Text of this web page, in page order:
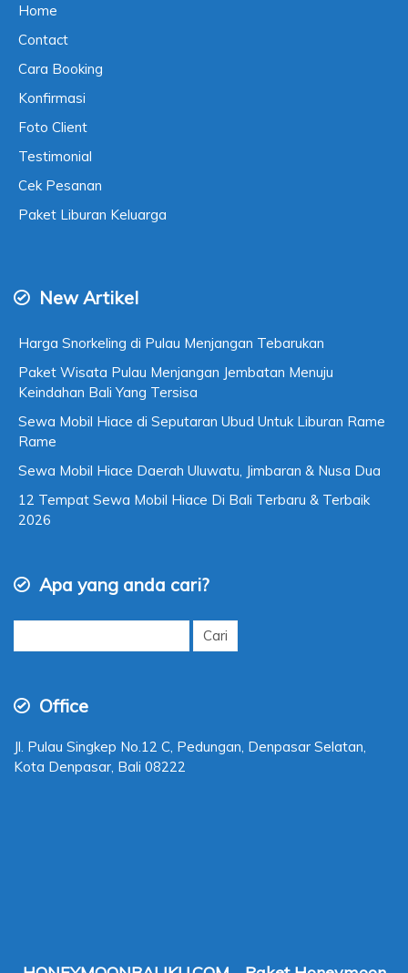
Home
Contact
Cara Booking
Konfirmasi
Foto Client
Testimonial
Cek Pesanan
Paket Liburan Keluarga
New Artikel
Harga Snorkeling di Pulau Menjangan Tebarukan
Paket Wisata Pulau Menjangan Jembatan Menuju
Keindahan Bali Yang Tersisa
Sewa Mobil Hiace di Seputaran Ubud Untuk Liburan Rame
Rame
Sewa Mobil Hiace Daerah Uluwatu, Jimbaran & Nusa Dua
12 Tempat Sewa Mobil Hiace Di Bali Terbaru & Terbaik
2026
Apa yang anda cari?
Cari
Office
Jl. Pulau Singkep No.12 C, Pedungan, Denpasar Selatan,
Kota Denpasar, Bali 08222